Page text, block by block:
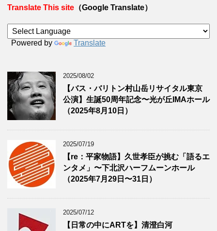
Translate This site （Google Translate）
Powered by Translate
2025/08/02
【バス・バリトン村山岳リサイタル東京
公演】生誕50周年記念〜光が丘IMAホール
（2025年8月10日）
2025/07/19
【re：平家物語】久世孝臣が挑む「語るエ
ンタメ」〜下北沢ハーフムーンホール
（2025年7月29日〜31日）
2025/07/12
【日常の中にARTを】清澄白河